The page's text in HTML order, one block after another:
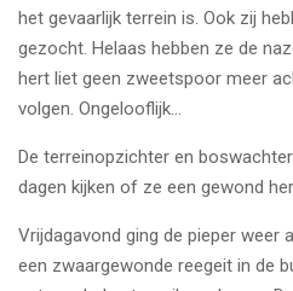
het gevaarlijk terrein is. Ook zij
gezocht. Helaas hebben ze de
hert liet geen zweetspoor meer
volgen. Ongelooflijk…
De terreinopzichter en
dagen kijken of ze een gewond
Vrijdagavond ging de pieper weer
een zwaargewonde reegeit in de